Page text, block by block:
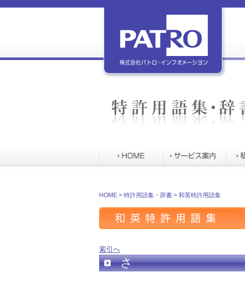
特許用語集・辞書
HOME > 特許用語集・辞書 > 和英特許用語集
索引へ
さ